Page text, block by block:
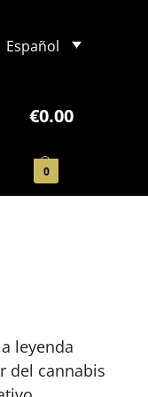
Español
€0.00
0
leyenda
del cannabis